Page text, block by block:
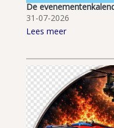
De
31-07-2026
Lees meer